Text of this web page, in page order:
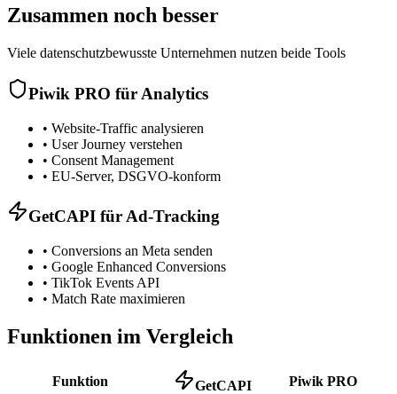
Zusammen noch besser
Viele datenschutzbewusste Unternehmen nutzen beide Tools
Piwik PRO für Analytics
• Website-Traffic analysieren
• User Journey verstehen
• Consent Management
• EU-Server, DSGVO-konform
GetCAPI für Ad-Tracking
• Conversions an Meta senden
• Google Enhanced Conversions
• TikTok Events API
• Match Rate maximieren
Funktionen im Vergleich
Funktion GetCAPI
Piwik PRO